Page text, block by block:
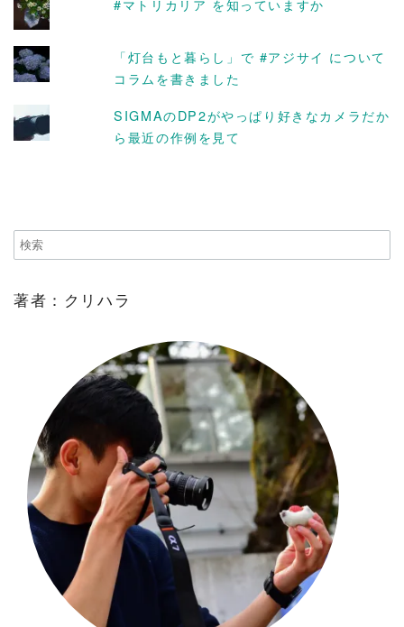
#マトリカリア を知っていますか
「灯台もと暮らし」で #アジサイ について
コラムを書きました
SIGMAのDP2がやっぱり好きなカメラだか
ら最近の作例を見て
著者：クリハラ